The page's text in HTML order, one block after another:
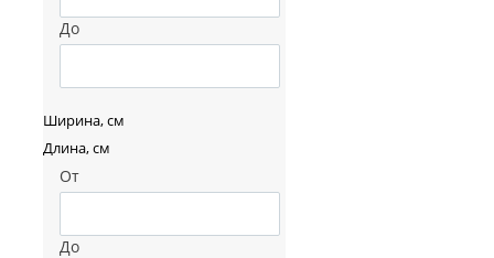
До
Ширина, см
Длина, см
От
До